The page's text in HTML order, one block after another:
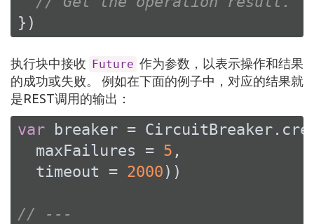
})
执行块中接收 Future 作为参数，以表示操作和结果
的成功或失败。 例如在下面的例子中，对应的结果就
是REST调用的输出：
var breaker =
  maxFailures =
5 ,
  timeout =
2000 ))
// ---